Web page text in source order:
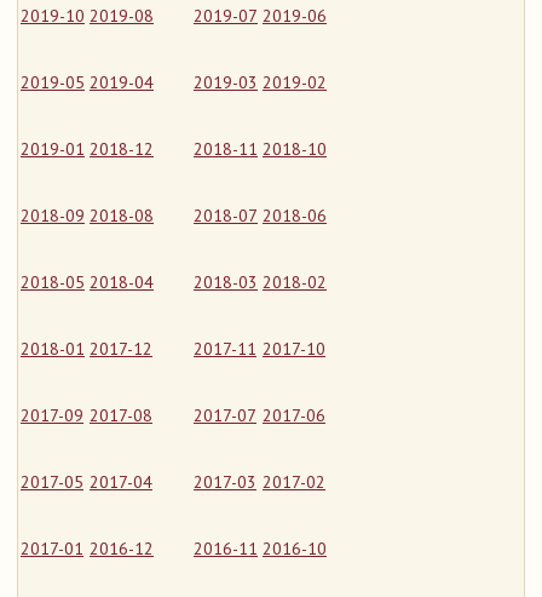
2019-10 2019-08 2019-07 2019-06
2019-05 2019-04 2019-03 2019-02
2019-01 2018-12 2018-11 2018-10
2018-09 2018-08 2018-07 2018-06
2018-05 2018-04 2018-03 2018-02
2018-01 2017-12 2017-11 2017-10
2017-09 2017-08 2017-07 2017-06
2017-05 2017-04 2017-03 2017-02
2017-01 2016-12 2016-11 2016-10